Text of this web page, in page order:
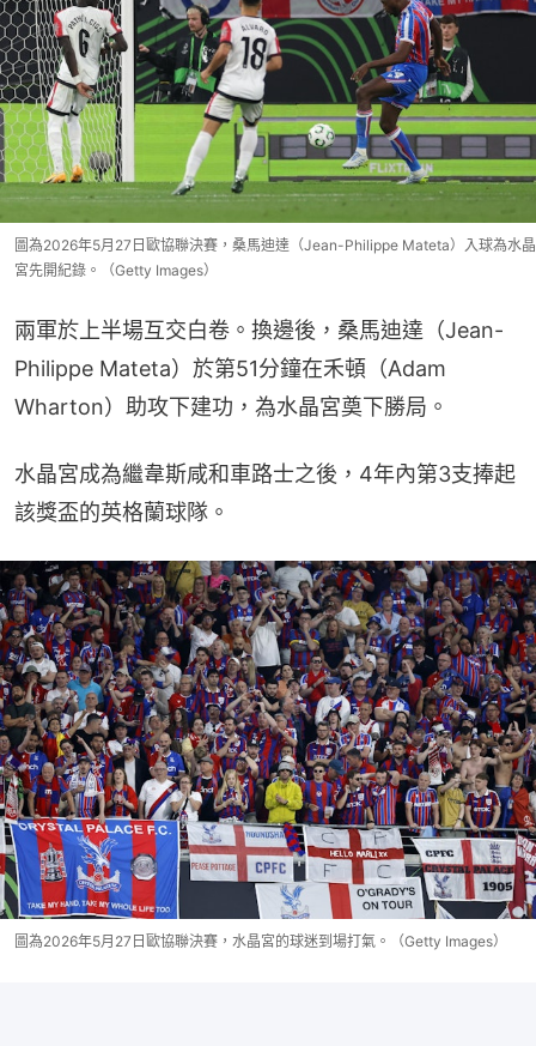
圖為2026年5月27日歐協聯決賽，桑馬迪達（Jean-Philippe Mateta）入球為水晶
宮先開紀錄。（Getty Images）
兩軍於上半場互交白卷。換邊後，桑馬迪達（Jean-
Philippe Mateta）於第51分鐘在禾頓（Adam
Wharton）助攻下建功，為水晶宮奠下勝局。
水晶宮成為繼韋斯咸和車路士之後，4年內第3支捧起
該獎盃的英格蘭球隊。
圖為2026年5月27日歐協聯決賽，水晶宮的球迷到場打氣。（Getty Images）